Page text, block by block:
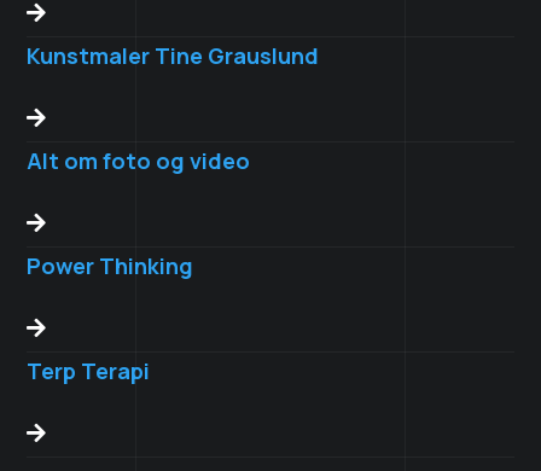

Kunstmaler Tine Grauslund

Alt om foto og video

Power Thinking

Terp Terapi
